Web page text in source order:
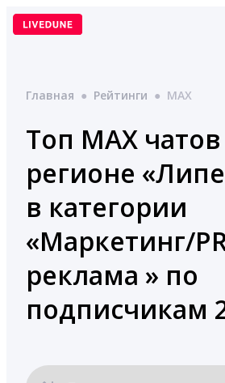
Перейти
Главная ● Рейтинги ● MAX
Топ MAX
регионе
в категории
«Маркетинг/
реклама » по
подписчикам